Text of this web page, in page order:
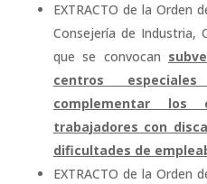
EXTRACTO de la Orden
Consejería de Industria,
que se convocan
centros
complementar los
trabajadores con
dificultades de
EXTRACTO de la Orden